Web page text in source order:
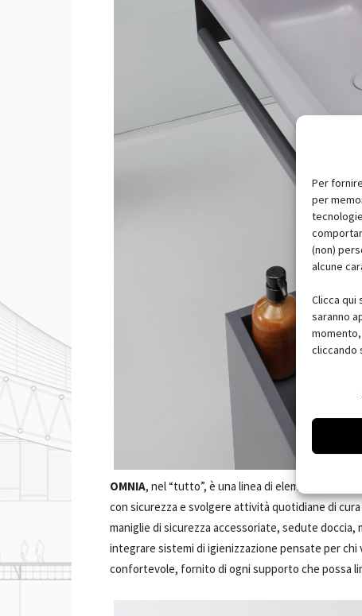
Per
per
(non)
alcune
Clicca
saranno
cliccando
OMNIA, nel “tutto”, è una linea di elementi
con sicurezza e svolgere attività quotidiane di
maniglie di sicurezza accessoriate, sedute
integrare sistemi di igienizzazione pensate per
confortevole, fornito di ogni supporto che possa